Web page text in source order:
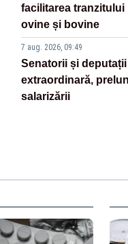
facilitarea
ovine și bovine
7 aug. 2026, 09:49
Senatorii și
extraordinară,
salarizării